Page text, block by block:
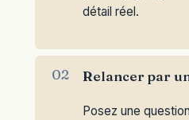
détail réel.
Relancer par
Posez une